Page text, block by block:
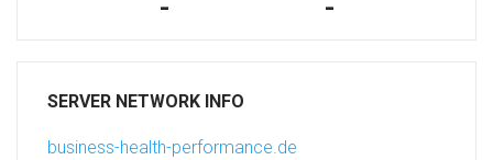
- -
SERVER NETWORK INFO
business-health-performance.de